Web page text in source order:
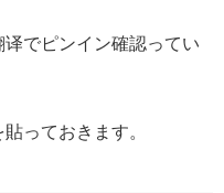
でピンイン確認ってい
っておきます。